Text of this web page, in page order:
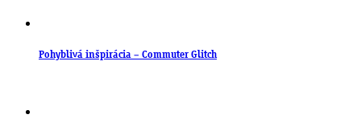
Pohyblivá inšpirácia – Commuter Glitch